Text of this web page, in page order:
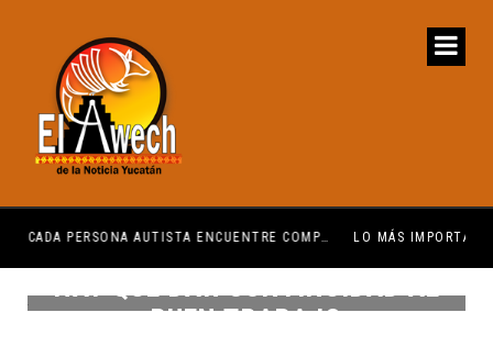
QUEREMOS QUE CADA PERSONA AUTISTA ENCUENTRE COMPRENSIÓN: JDM LO MÁS IMPORTANTE ES QUE LO HAGAMOS EN EQUIPO:
HAY QUE DAR CONTINUIDAD AL
BUEN TRABAJO